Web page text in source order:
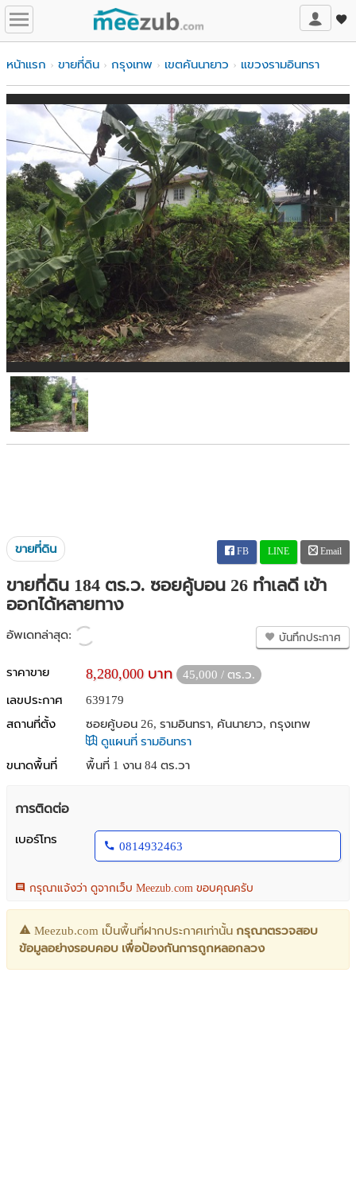
หน้าแรก ขายที่ดิน กรุงเทพ เขตคันนายาว แขวงรามอินทรา
ขายที่ดิน FB LINE Email
ขายที่ดิน 184 ตร.ว. ซอยคู้บอน 26 ทำเลดี เข้า
ออกได้หลายทาง
อัพเดทล่าสุด: บันทึกประกาศ
ราคาขาย 8,280,000 บาท
45,000 / ตร.ว.
เลขประกาศ
639179
สถานที่ตั้ง
ซอยคู้บอน 26, รามอินทรา, คันนายาว, กรุงเทพ
ดูแผนที่ รามอินทรา
ขนาดพื้นที่
พื้นที่ 1 งาน 84 ตร.วา
การติดต่อ
เบอร์โทร
0814932463
กรุณาแจ้งว่า ดูจากเว็บ Meezub.com ขอบคุณครับ
Meezub.com เป็นพื้นที่ฝากประกาศเท่านั้น กรุณาตรวจสอบ
ข้อมูลอย่างรอบคอบ เพื่อป้องกันการถูกหลอกลวง